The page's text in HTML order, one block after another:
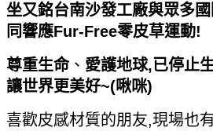
坐又銘台南沙發工廠與眾多
同響應Fur-Free零皮草運動!
尊重生命、 愛護地球,已停止
讓世界更美好~(啾咪)
喜歡皮感材質的朋友,現場也